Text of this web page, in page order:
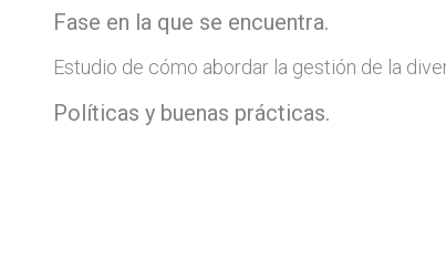
Fase en la que se encuentra.
Estudio de cómo abordar la gestión de la
Políticas y buenas prácticas.